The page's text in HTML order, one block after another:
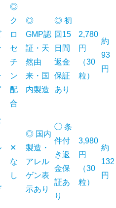
◎
ク
ロ
セ
チ
ン
配
合
◎
GMP認
証・天
然由
来・国
内製造
◎ 初
回15
日間
返金
保証
あり
2,780
円
（30
粒）
約
93
円
✕
な
し
◎ 国内
製造・
アレル
ゲン表
示あり
◯ 条
件付
き返
金保
証あ
り
3,980
円
（30
粒）
約
132
円